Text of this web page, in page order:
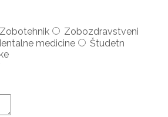
Zobotehnik
Zobozdravstveni
medicine
Študetn